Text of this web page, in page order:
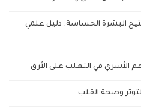
البشرة الحساسة: دليل علمي
الأسري في التغلب على الأرق
وصحة القلب